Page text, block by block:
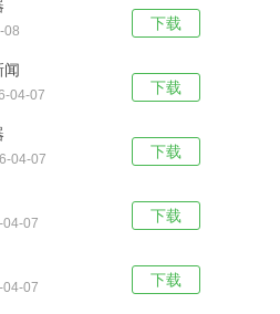
下载
08
下载
闻
04-07
下载
04-07
下载
04-07
下载
04-07